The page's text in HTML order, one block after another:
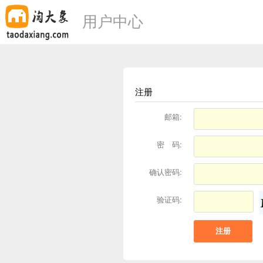
用户中心
注册
邮箱:
密 码:
确认密码:
验证码: